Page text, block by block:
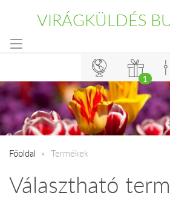
VIRÁGKÜLDÉS
1
Főoldal Termékek
Választható